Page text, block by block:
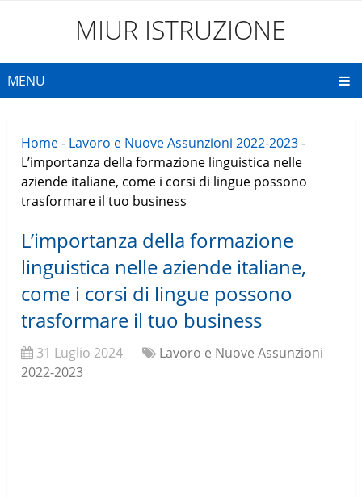
MIUR ISTRUZIONE
MENU
Home- Lavoro e Nuove Assunzioni 2022-2023-
L’importanza della formazione linguistica nelle
aziende italiane, come i corsi di lingue possono
trasformare il tuo business
L’importanza della formazione
linguistica nelle aziende italiane,
come i corsi di lingue possono
trasformare il tuo business
31 Luglio 2024
Lavoro e Nuove Assunzioni
2022-2023